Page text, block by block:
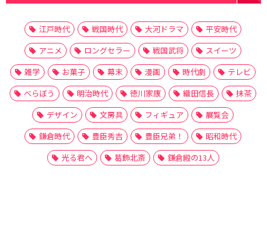
江戸時代 戦国時代 大河ドラマ
平安時代
アニメ
ロングセラー 戦国武将
スイーツ
雑学
お菓子 幕末 漫画 時代劇
テレビ
べらぼう
明治時代 徳川家康 織田信長
抹茶
デザイン
文房具 フィギュア
展覧会
鎌倉時代
豊臣秀吉 豊臣兄弟！
昭和時代
光る君へ
葛飾北斎 鎌倉殿の13人